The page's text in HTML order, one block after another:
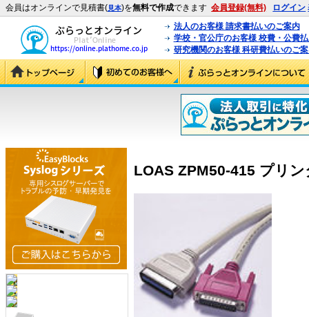
会員はオンラインで見積書(見本)を無料で作成できます 会員登録(無料) ログイン
法人のお客様 請求書払いのご案内
学校・官公庁のお客様 校費・公費
研究機関のお客様 科研費払いのご
LOAS ZPM50-415 プリ